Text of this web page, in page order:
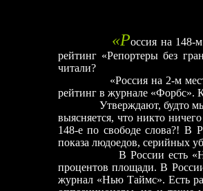
«Россия на 148-
рейтинг «Репортеры без
читали?
«Россия на 2-м
рейтинг в журнале «Форбс».
Утверждают, будто
выясняется, что никто
148-е по свободе слова?! В
показа людоедов, серийных
В России есть
процентов площади. В
журнал «Нью Таймс». Есть